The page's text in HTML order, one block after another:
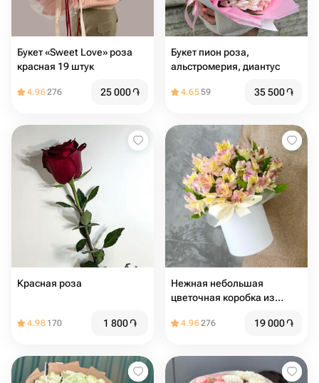
Букет «Sweet Love»️ роза
красная 19 штук
4.96276 25 000֏
Букет пион роза,
альстромерия, диантус
4.6559 35 500֏
Красная роза
4.98 170 1 800֏
Нежная небольшая
цветочная коробка из
4.96276 19 000֏